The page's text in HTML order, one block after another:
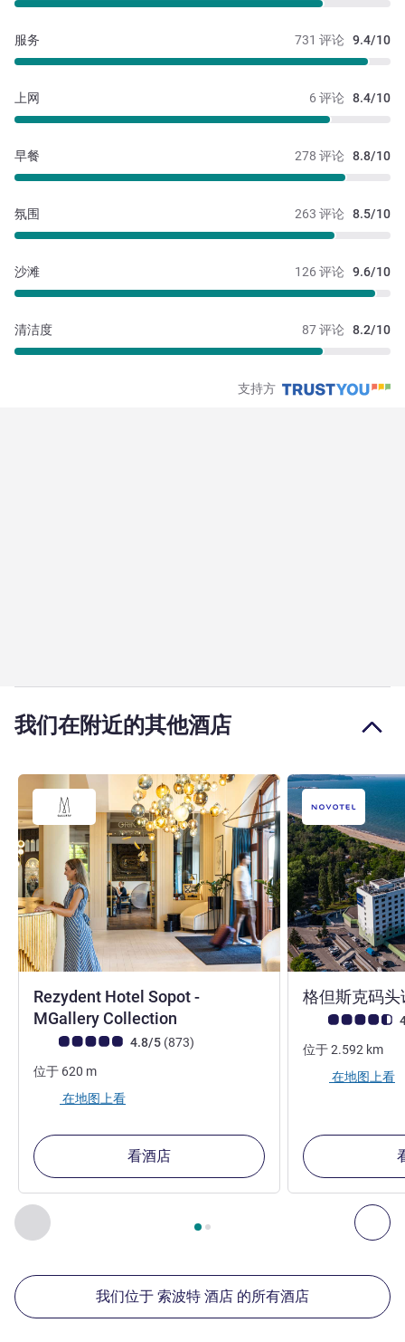
731 评论 9.4/10
服务
6 评论 8.4/10
上网
278 评论 8.8/10
早餐
263 评论 8.5/10
氛围
126 评论 9.6/10
沙滩
87 评论 8.2/10
清洁度
支持方
我们在附近的其他酒店
上一个 - 我们在附近的其他酒店 下
第 1页，共 , 我们在附近的其他酒店 1 :, 我们在附近的
Rezydent Hotel Sopot -
MGallery Collection
客户意见评级 (ALL 评级)
4.8/5 (873评论
)
位于 620 m
在地图上看
看酒店
格但斯克码
客户意见评级
位于2.592 km
在地图上看
我们位于 索波特 酒店 的所有酒店